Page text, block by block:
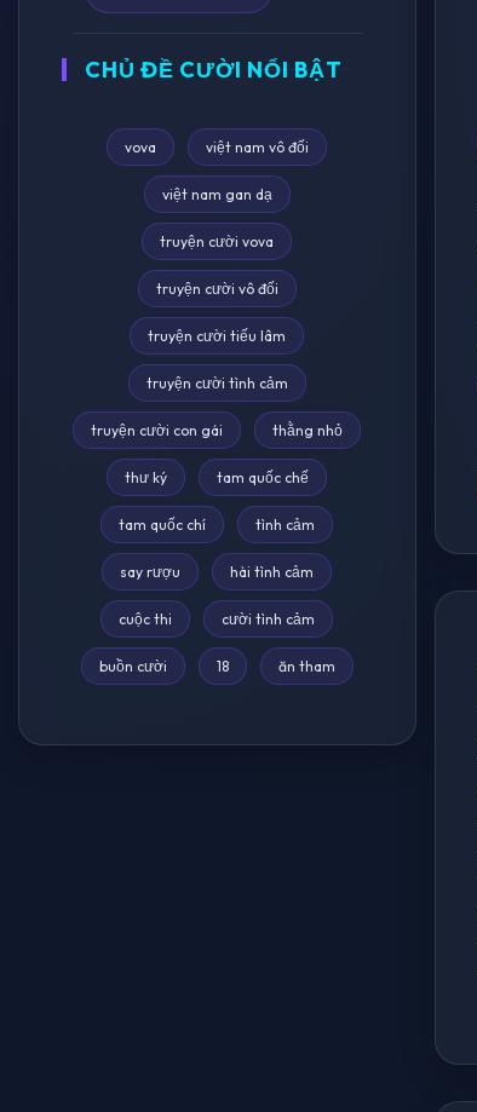
CHỦ ĐỀ CƯỜI NỔI BẬT
vova việt nam vô đối
việt nam gan dạ
truyện cười vova
truyện cười vô đối
truyện cười tiếu lâm
truyện cười tình cảm
truyện cười con gái thằng nhỏ
thư ký tam quốc chế
tam quốc chí tình cảm
say rượu hài tình cảm
cuộc thi cười tình cảm
buồn cười 18 ăn tham